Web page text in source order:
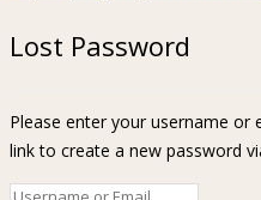
Lost Password
Please enter your username or
link to create a new password